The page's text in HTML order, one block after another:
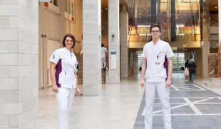
Specialismen
Werken en leren
Medewerkers
Contact
MijnASz